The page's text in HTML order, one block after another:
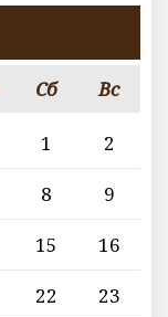
Сб Вс
1
2
8
9
15
16
22
23